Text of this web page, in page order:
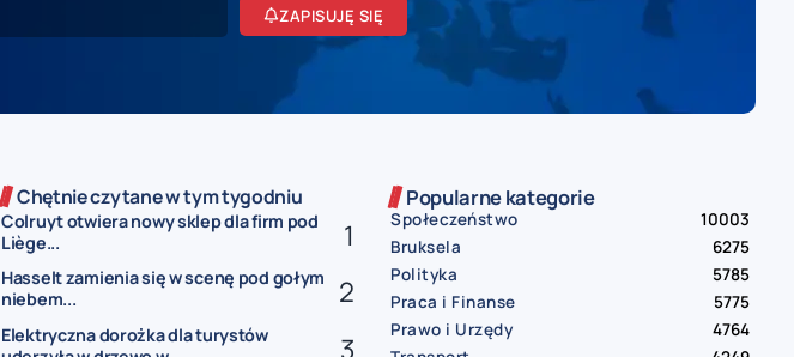
ZAPISUJĘ SIĘ
Chętnie czytane w tym tygodniu
Colruyt otwiera nowy sklep dla firm pod
Liège...
Hasselt zamienia się w scenę pod gołym
niebem...
Elektryczna dorożka dla turystów
Popularne kategorie
Społeczeństwo
10003
Bruksela
6275
Polityka
5785
Praca i Finanse
5775
Prawo i Urzędy
4764